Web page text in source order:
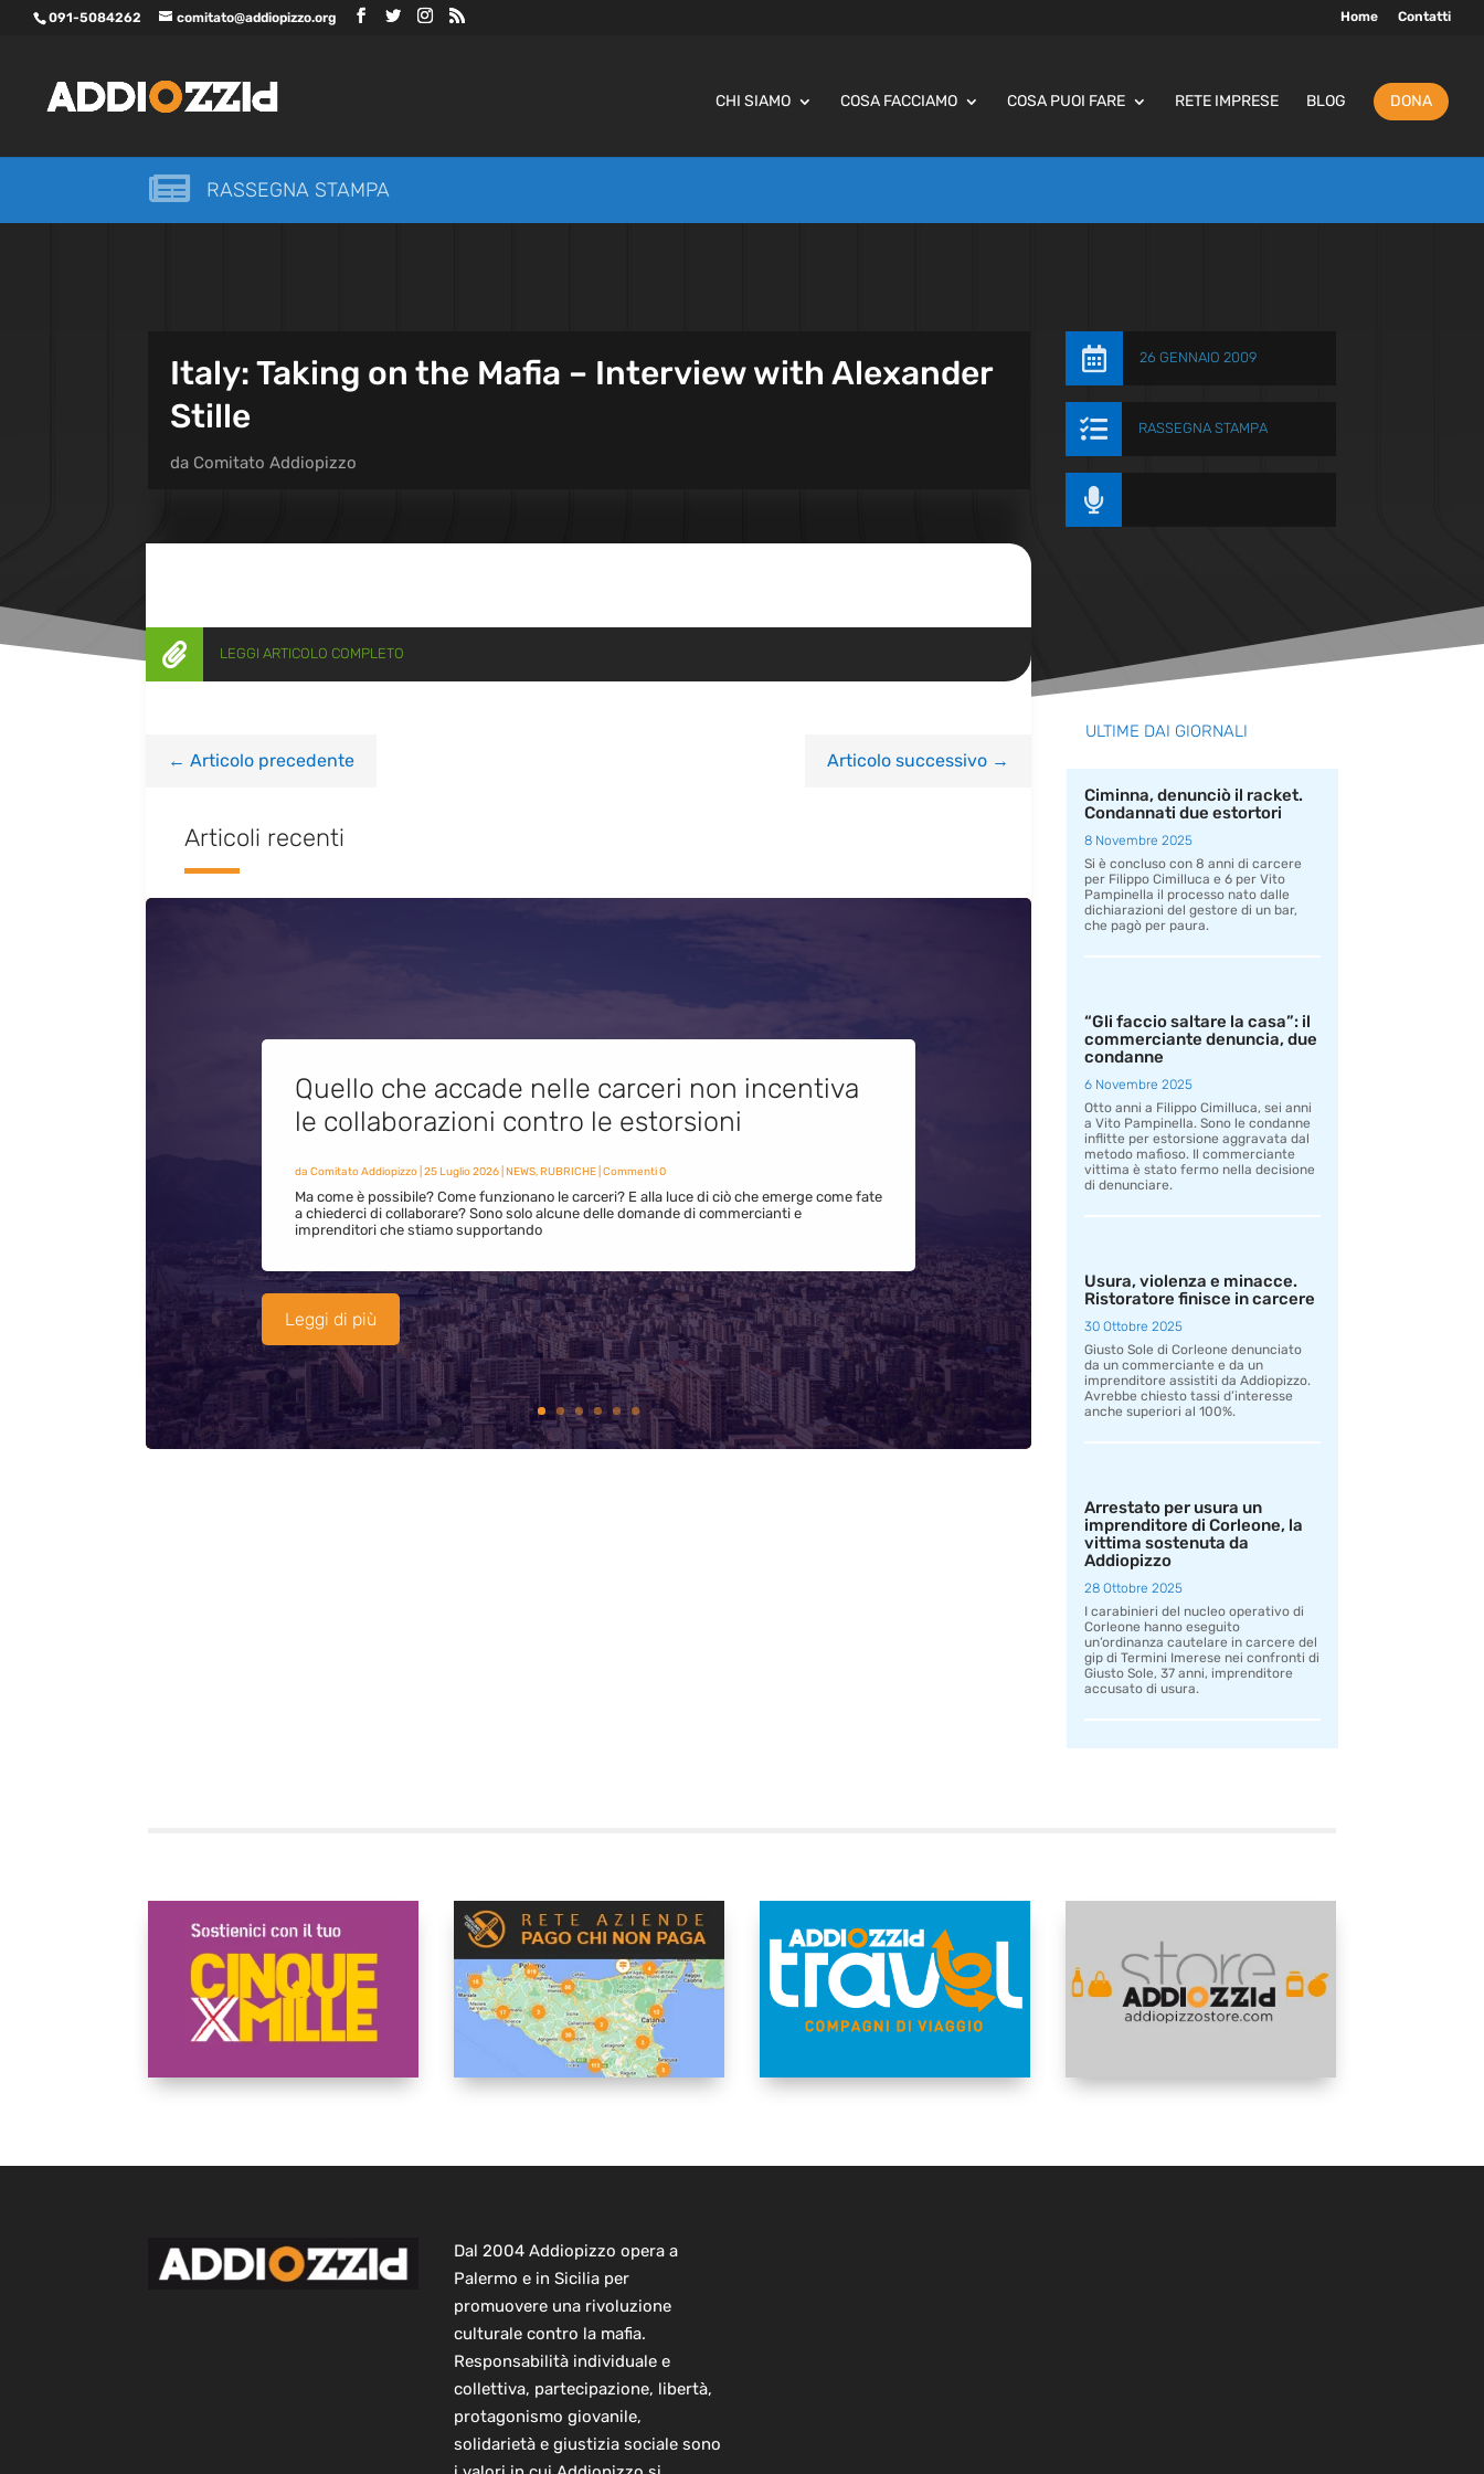
091-5084262 comitato@addiopizzo.org Home Contatti
CHI SIAMO COSA FACCIAMO COSA PUOI FARE RETE IMPRESE BLOG DONA
 RASSEGNA STAMPA
Italy: Taking on the Mafia – Interview with Alexander
Stille
da Comitato Addiopizzo
 26 GENNAIO 2009
 RASSEGNA STAMPA

 LEGGI ARTICOLO COMPLETO
← Articolo precedente Articolo successivo→
Articoli recenti
Quello che accade nelle carceri non incentiva
le collaborazioni contro le estorsioni
da Comitato Addiopizzo| 25 Luglio 2026| NEWS,RUBRICHE| Commenti 0
Ma come è possibile? Come funzionano le carceri? E alla luce di ciò che emerge come fate
a chiederci di collaborare? Sono solo alcune delle domande di commercianti e
imprenditori che stiamo supportando
Leggi di più
ULTIME DAI GIORNALI
Ciminna, denunciò il racket.
Condannati due estortori
8 Novembre 2025
Si è concluso con 8 anni di carcere
per Filippo Cimilluca e 6 per Vito
Pampinella il processo nato dalle
dichiarazioni del gestore di un bar,
che pagò per paura.
“Gli faccio saltare la casa”: il
commerciante denuncia, due
condanne
6 Novembre 2025
Otto anni a Filippo Cimilluca, sei anni
a Vito Pampinella. Sono le condanne
inflitte per estorsione aggravata dal
metodo mafioso. Il commerciante
vittima è stato fermo nella decisione
di denunciare.
Usura, violenza e minacce.
Ristoratore finisce in carcere
30 Ottobre 2025
Giusto Sole di Corleone denunciato
da un commerciante e da un
imprenditore assistiti da Addiopizzo.
Avrebbe chiesto tassi d’interesse
anche superiori al 100%.
Arrestato per usura un
imprenditore di Corleone, la
vittima sostenuta da
Addiopizzo
28 Ottobre 2025
I carabinieri del nucleo operativo di
Corleone hanno eseguito
un’ordinanza cautelare in carcere del
gip di Termini Imerese nei confronti di
Giusto Sole, 37 anni, imprenditore
accusato di usura.
Dal 2004 Addiopizzo opera a
Palermo e in Sicilia per
promuovere una rivoluzione
culturale contro la mafia.
Responsabilità individuale e
collettiva, partecipazione, libertà,
protagonismo giovanile,
solidarietà e giustizia sociale sono